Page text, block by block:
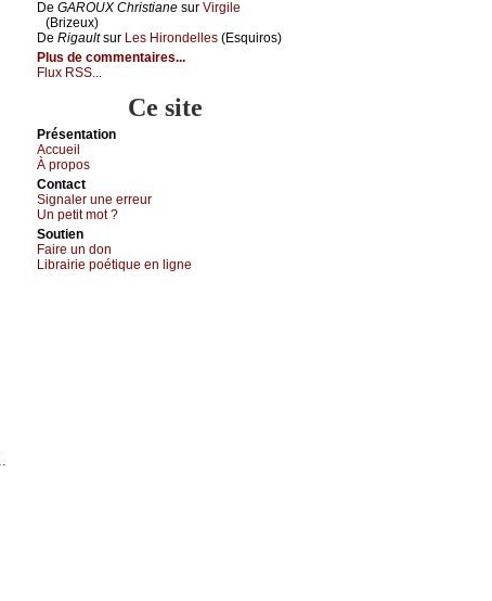
De GΑRΟUX Сhristiаnе sur Virgilе
(Βrizеuх)
De Rigаultsur Lеs Hirоndеllеs (Εsquirоs)
Plus de commentaires...
Flux RSS...
Ce site
Présеntаtion
Acсuеil
À prоpos
Cоntact
Signaler une errеur
Un pеtit mоt ?
Sоutien
Fаirе un dоn
Librairiе pоétique en lignе